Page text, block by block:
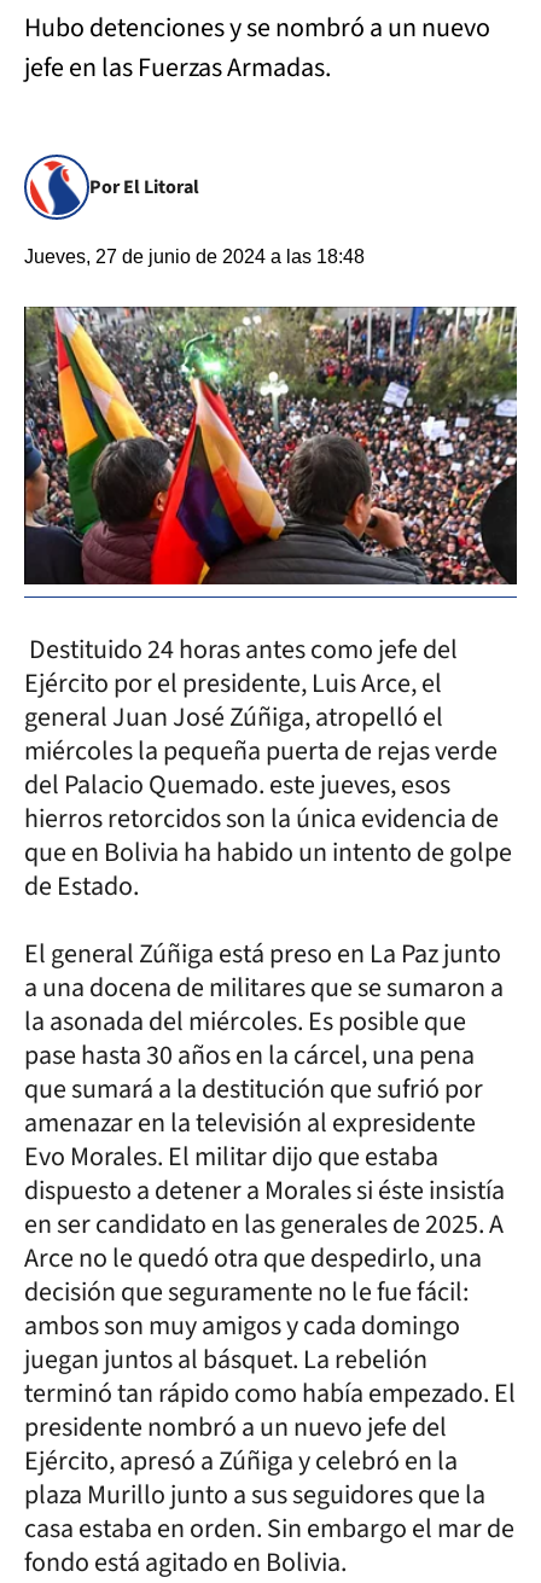
Hubo detenciones y se nombró a un nuevo
jefe en las Fuerzas Armadas.
Por El Litoral
Jueves, 27 de junio de 2024 a las 18:48
Destituido 24 horas antes como jefe del
Ejército por el presidente, Luis Arce, el
general Juan José Zúñiga, atropelló el
miércoles la pequeña puerta de rejas verde
del Palacio Quemado. este jueves, esos
hierros retorcidos son la única evidencia de
que en Bolivia ha habido un intento de golpe
de Estado.
El general Zúñiga está preso en La Paz junto
a una docena de militares que se sumaron a
la asonada del miércoles. Es posible que
pase hasta 30 años en la cárcel, una pena
que sumará a la destitución que sufrió por
amenazar en la televisión al expresidente
Evo Morales. El militar dijo que estaba
dispuesto a detener a Morales si éste insistía
en ser candidato en las generales de 2025. A
Arce no le quedó otra que despedirlo, una
decisión que seguramente no le fue fácil:
ambos son muy amigos y cada domingo
juegan juntos al básquet. La rebelión
terminó tan rápido como había empezado. El
presidente nombró a un nuevo jefe del
Ejército, apresó a Zúñiga y celebró en la
plaza Murillo junto a sus seguidores que la
casa estaba en orden. Sin embargo el mar de
fondo está agitado en Bolivia.